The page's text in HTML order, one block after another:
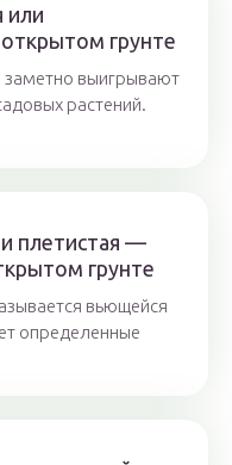
или
грунте
заметно выигрывают
растений.
плетистая —
грунте
вьющейся
определенные